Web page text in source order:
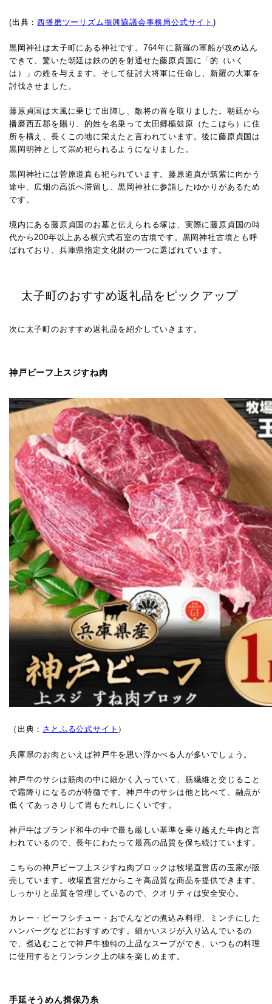
(出典：西播磨ツーリズム振興協議会事務局公式サイト)
黒岡神社は太子町にある神社です。 764年に新羅の軍船が攻め込ん
できて、驚いた朝廷は鉄の的を射通せた藤原貞国に「的（いく
は）」の姓を与えます。そして征討大将軍に任命し、新羅の大軍を
討伐させました。
藤原貞国は大風に乗じて出陣し、敵将の首を取りました。朝廷から
播磨西五郡を賜り、的姓を名乗って太田郷楯鼓原（たこはら）に住
所を構え、長くこの地に栄えたと言われています。後に藤原貞国は
黒岡明神として崇め祀られるようになりました。
黒岡神社には菅原道真も祀られています。藤原道真が筑紫に向かう
途中、広畑の高浜へ滞留し、黒岡神社に参詣したゆかりがあるため
です。
境内にある藤原貞国のお墓と伝えられる塚は、実際に藤原貞国の時
代から200年以上ある横穴式石室の古墳です。黒岡神社古墳とも呼
ばれており、兵庫県指定文化財の一つに選ばれています。
太子町のおすすめ返礼品をピックアップ
次に太子町のおすすめ返礼品を紹介していきます。
神戸ビーフ上スジすね肉
（出典： さとふる公式サイト ）
兵庫県のお肉といえば神戸牛を思い浮かべる人が多いでしょう。
神戸牛のサシは筋肉の中に細かく入っていて、筋繊維と交じること
で霜降りになるのが特徴です。神戸牛のサシは他と比べて、融点が
低くてあっさりして胃もたれしにくいです。
神戸牛はブランド和牛の中で最も厳しい基準を乗り越えた牛肉と言
われているので、長年にわたって最高の品質を保ち続けています。
こちらの神戸ビーフ上スジすね肉ブロックは牧場直営店の玉家が販
売しています。牧場直営だからこそ高品質な商品を提供できます。
しっかりと品質を管理しているので、クオリティは安全安心。
カレー・ビーフシチュー・おでんなどの煮込み料理、ミンチにした
ハンバーグなどにおすすめです。細かいスジが入り込んでいるの
で、煮込むことで神戸牛独特の上品なスープができ、いつもの料理
に使用するとワンランク上の味を楽しめます。
手延そうめん揖保乃糸